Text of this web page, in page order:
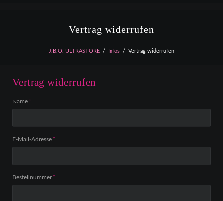
YouTubeInstagram
Vertrag widerrufen
J.B.O. ULTRASTORE Infos Vertrag widerrufen
Vertrag widerrufen
Pflichtfeld
Name *
Pflichtfeld
E-Mail-Adresse *
Pflichtfeld
Bestellnummer *